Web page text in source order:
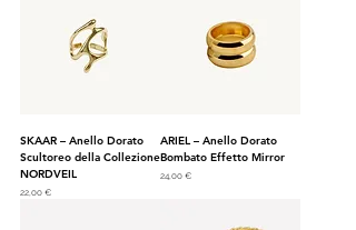
SKAAR – Anello Dorato
Scultoreo della Collezione
NORDVEIL
Prezzo
22,00 €
ARIEL – Anello Dorato
Bombato Effetto Mirror
Prezzo
24,00 €